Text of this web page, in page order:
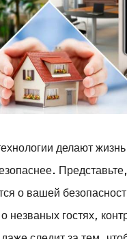
делают жизнь
о вашей
незваных гостях,